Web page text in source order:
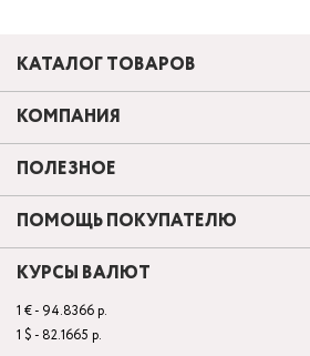
КАТАЛОГ ТОВАРОВ
КОМПАНИЯ
ПОЛЕЗНОЕ
ПОМОЩЬ ПОКУПАТЕЛЮ
КУРСЫ ВАЛЮТ
1 € - 94.8366 р.
1 $ - 82.1665 р.